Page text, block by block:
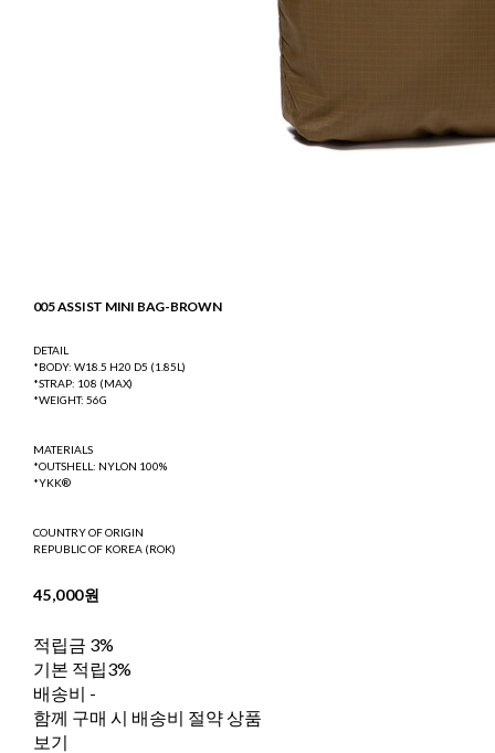
005 ASSIST MINI BAG-BROWN
DETAIL
*BODY: W18.5 H20 D5 (1.85L)
*STRAP: 108 (MAX)
*WEIGHT: 56G
MATERIALS
*OUTSHELL: NYLON 100%
*YKK®
COUNTRY OF ORIGIN
REPUBLIC OF KOREA (ROK)
45,000원
적립금 3%
기본 적립3%
배송비 -
함께 구매 시 배송비 절약 상품
보기